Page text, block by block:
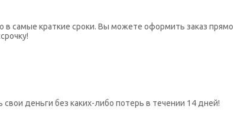
самые краткие сроки. Вы можете оформить заказ прямо
деньги без каких-либо потерь в течении 14 дней!